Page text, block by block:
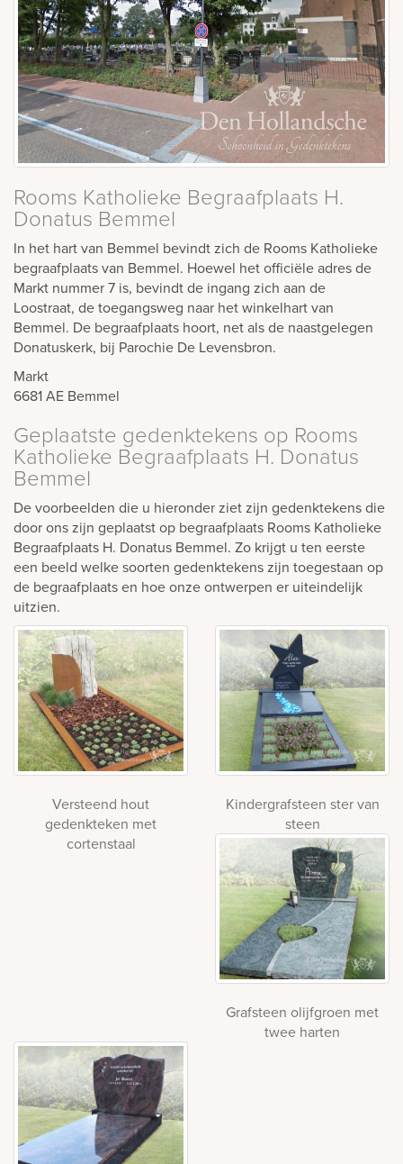
Rooms Katholieke Begraafplaats H.
Donatus Bemmel
In het hart van Bemmel bevindt zich de Rooms Katholieke
begraafplaats van Bemmel. Hoewel het officiële adres de
Markt nummer 7 is, bevindt de ingang zich aan de
Loostraat, de toegangsweg naar het winkelhart van
Bemmel. De begraafplaats hoort, net als de naastgelegen
Donatuskerk, bij Parochie De Levensbron.
Markt
6681 AE Bemmel
Geplaatste gedenktekens op Rooms
Katholieke Begraafplaats H. Donatus
Bemmel
De voorbeelden die u hieronder ziet zijn gedenktekens die
door ons zijn geplaatst op begraafplaats Rooms Katholieke
Begraafplaats H. Donatus Bemmel. Zo krijgt u ten eerste
een beeld welke soorten gedenktekens zijn toegestaan op
de begraafplaats en hoe onze ontwerpen er uiteindelijk
uitzien.
Versteend hout
gedenkteken met
cortenstaal
Kindergrafsteen ster van
steen
Grafsteen olijfgroen met
twee harten